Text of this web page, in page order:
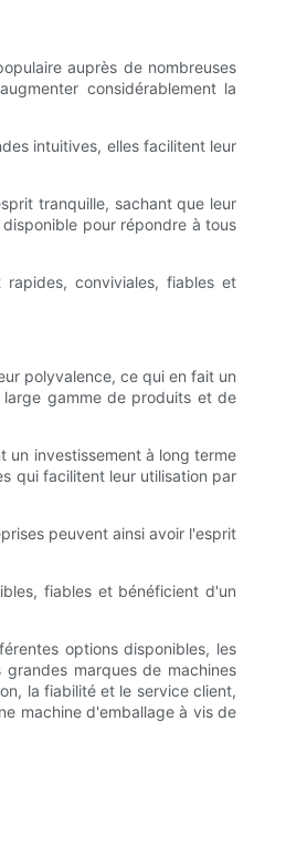
auprès de nombreuses
considérablement la
intuitives, elles facilitent leur
tranquille, sachant que leur
pour répondre à tous
conviviales, fiables et
polyvalence, ce qui en fait un
gamme de produits et de
un investissement à long terme
qui facilitent leur utilisation par
peuvent ainsi avoir l'esprit
fiables et bénéficient d'un
options disponibles, les
marques de machines
la fiabilité et le service client,
machine d'emballage à vis de